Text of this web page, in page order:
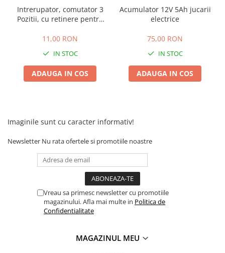
Tip Scuter
⬇ MARCI
PIESE DE SCHIMB
Acceleratii
Acumulatori 36V
Cauciucuri Fat Bike
Controllere
Incarcatoare 24V
Intrerupator, comutator 3
Pozitii, cu retinere pentru
11,00 RON
IN STOC
ADAUGA IN COS
Acumulator 12V 5Ah jucarii
electrice
75,00 RON
IN STOC
ADAUGA IN COS
Imaginile sunt cu caracter informativ!
Newsletter Nu rata ofertele si promotiile noastre
Vreau sa primesc newsletter cu promotiile
magazinului. Afla mai multe in Politica de
Confidentialitate
MAGAZINUL MEU